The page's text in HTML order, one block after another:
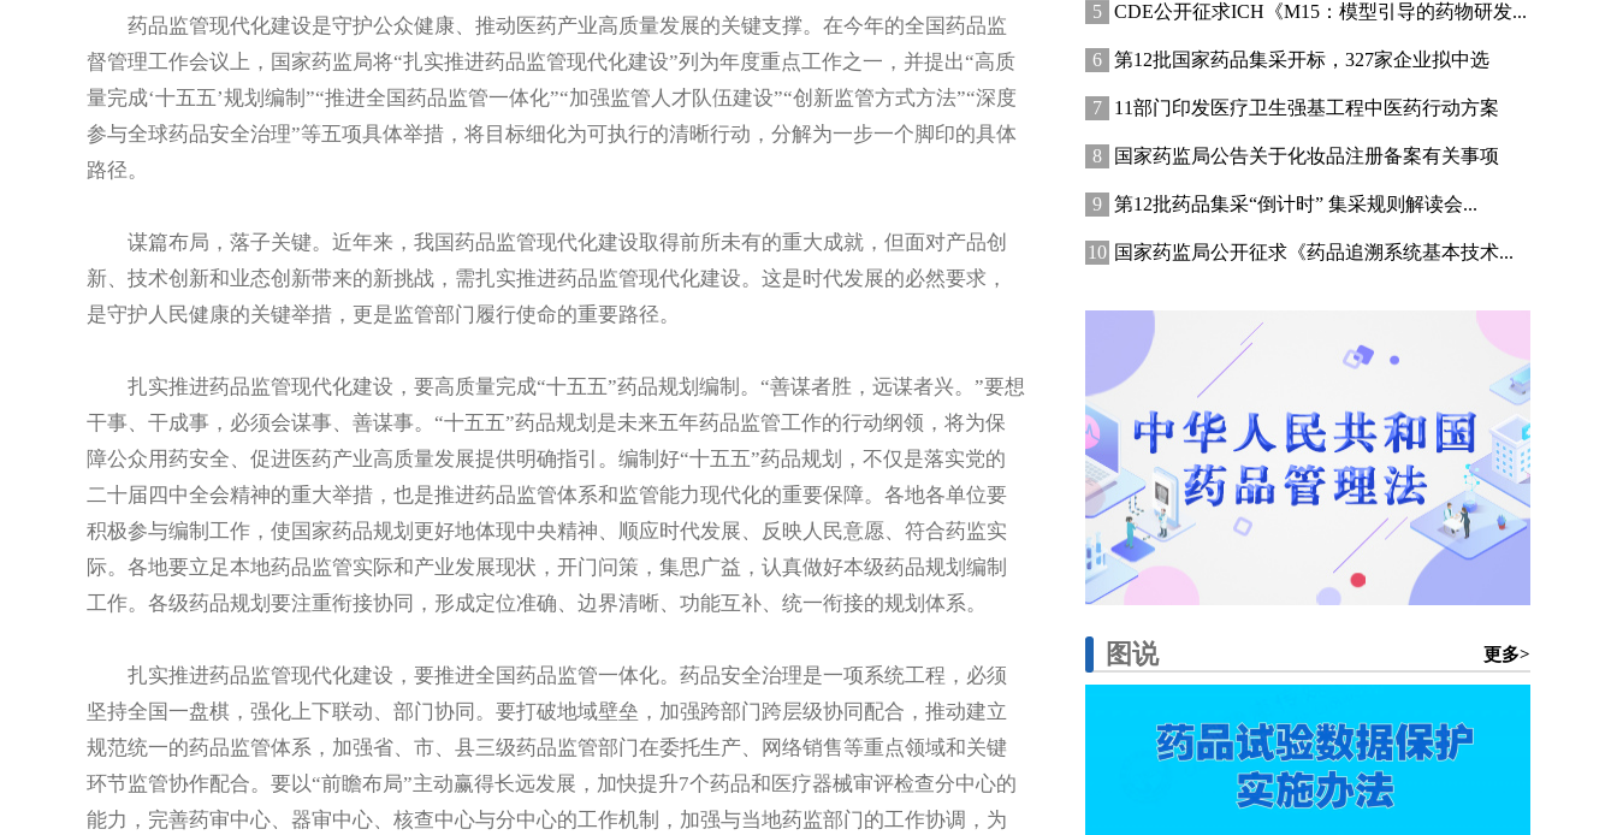
药品监管现代化建设是守护公众健康、推动医药产业高质量发展的关键支撑。在今年的全国药品监
督管理工作会议上，国家药监局将“扎实推进药品监管现代化建设”列为年度重点工作之一，并提出“高质
量完成‘十五五’规划编制”“推进全国药品监管一体化”“加强监管人才队伍建设”“创新监管方式方法”“深度
参与全球药品安全治理”等五项具体举措，将目标细化为可执行的清晰行动，分解为一步一个脚印的具体
路径。
谋篇布局，落子关键。近年来，我国药品监管现代化建设取得前所未有的重大成就，但面对产品创
新、技术创新和业态创新带来的新挑战，需扎实推进药品监管现代化建设。这是时代发展的必然要求，
是守护人民健康的关键举措，更是监管部门履行使命的重要路径。
扎实推进药品监管现代化建设，要高质量完成“十五五”药品规划编制。“善谋者胜，远谋者兴。”要想
干事、干成事，必须会谋事、善谋事。“十五五”药品规划是未来五年药品监管工作的行动纲领，将为保
障公众用药安全、促进医药产业高质量发展提供明确指引。编制好“十五五”药品规划，不仅是落实党的
二十届四中全会精神的重大举措，也是推进药品监管体系和监管能力现代化的重要保障。各地各单位要
积极参与编制工作，使国家药品规划更好地体现中央精神、顺应时代发展、反映人民意愿、符合药监实
际。各地要立足本地药品监管实际和产业发展现状，开门问策，集思广益，认真做好本级药品规划编制
工作。各级药品规划要注重衔接协同，形成定位准确、边界清晰、功能互补、统一衔接的规划体系。
扎实推进药品监管现代化建设，要推进全国药品监管一体化。药品安全治理是一项系统工程，必须
坚持全国一盘棋，强化上下联动、部门协同。要打破地域壁垒，加强跨部门跨层级协同配合，推动建立
规范统一的药品监管体系，加强省、市、县三级药品监管部门在委托生产、网络销售等重点领域和关键
环节监管协作配合。要以“前瞻布局”主动赢得长远发展，加快提升7个药品和医疗器械审评检查分中心的
能力，完善药审中心、器审中心、核查中心与分中心的工作机制，加强与当地药监部门的工作协调，为
CDE公开征求ICH《M15：模型引导的药物研发...
第12批国家药品集采开标，327家企业拟中选
11部门印发医疗卫生强基工程中医药行动方案
国家药监局公告关于化妆品注册备案有关事项
第12批药品集采“倒计时” 集采规则解读会...
国家药监局公开征求《药品追溯系统基本技术...
图说 更多>